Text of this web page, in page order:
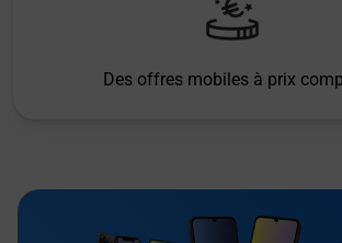
Des offres mobiles à prix